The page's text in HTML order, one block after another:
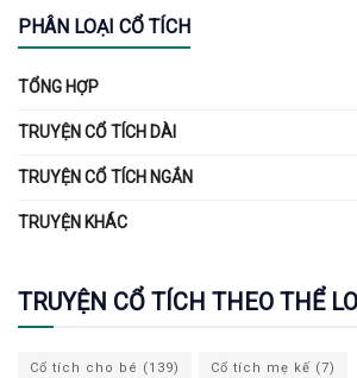
PHÂN LOẠI CỔ TÍCH
TỔNG HỢP
TRUYỆN CỔ TÍCH DÀI
TRUYỆN CỔ TÍCH NGẮN
TRUYỆN KHÁC
TRUYỆN CỔ TÍCH THEO THỂ
Cổ tích cho bé (139) Cổ tích mẹ kế (7)